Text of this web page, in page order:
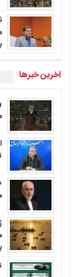
آخرین خبرها